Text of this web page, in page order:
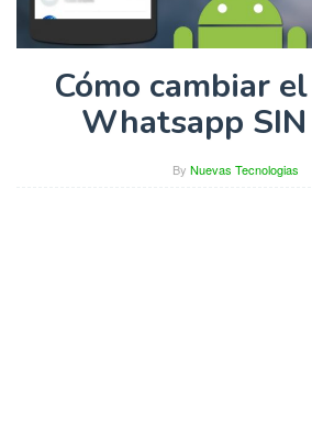
Cómo cambiar
Whatsapp
By Nuevas Tecnologias